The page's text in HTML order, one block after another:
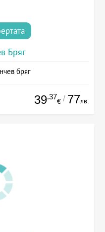
Бряг
бряг
39.37
€ / 77лв.